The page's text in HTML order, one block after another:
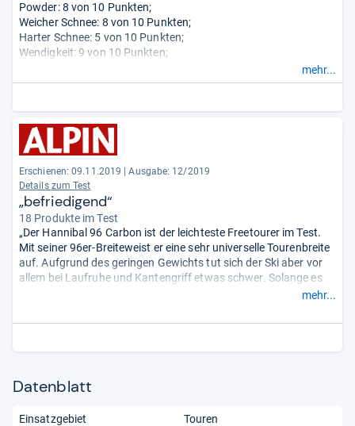
Powder: 8 von 10 Punkten;
Weicher Schnee: 8 von 10 Punkten;
Harter Schnee: 5 von 10 Punkten;
Wendigkeit: 9 von 10 Punkten;
Kantengriff: 6 von 10 Punkten;
Gewicht: 7 von 10 Punkten.
mehr...
Erschienen: 09.11.2019
Ausgabe: 12/2019
Details zum Test
„befriedigend“
18 Produkte im Test
„Der Hannibal 96 Carbon ist der leichteste Freetourer im Test.
Mit seiner 96er-Breiteweist er eine sehr universelle Tourenbreite
auf. Aufgrund des geringen Gewichts tut sich der Ski aber vor
allem bei Laufruhe und Kantengriff etwas schwer. Solange es
weich und möglichst unverspurt ist, macht der Hannibal aber
(Bindung auf Testski: Dynafit Classic ST)
mehr...
Datenblatt
Einsatzgebiet Touren